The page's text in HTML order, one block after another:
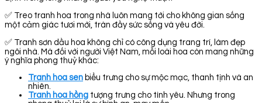
✅ Treo tranh hoa trong nhà luôn mang tới cho không gian sống
một cảm giác tươi mới, tràn đầy sức sống và yêu đời.
✅ Tranh sơn dầu hoa không chỉ có công dụng trang trí, làm đẹp
ngôi nhà. Mà đối với người Việt Nam, mỗi loài hoa còn mang những
ý nghĩa phong thuỷ khác:
Tranh hoa sen biểu trưng cho sự mộc mạc, thanh tịnh và an
nhiên.
Tranh hoa hồng tượng trưng cho tình yêu. Nhưng trong